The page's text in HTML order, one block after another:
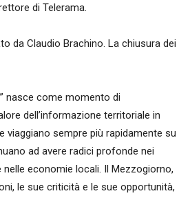
di Telerama.
da Claudio Brachino. La chiusura dei
nasce come momento di
dell’informazione territoriale in
viaggiano sempre più rapidamente su
ad avere radici profonde nei
nelle economie locali. Il Mezzogiorno,
le sue criticità e le sue opportunità,